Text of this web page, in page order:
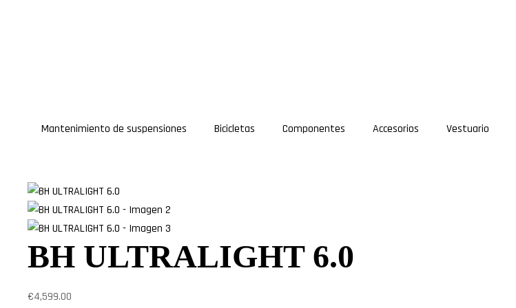
Mantenimiento de suspensiones Bicicletas Componentes Accesorios Vestuario
BH ULTRALIGHT 6.0
€4,599.00